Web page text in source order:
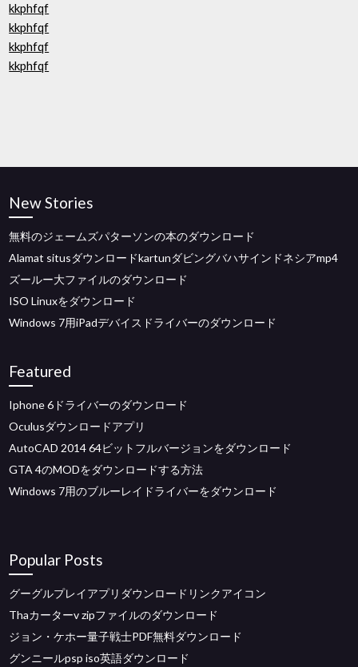
kkphfqf
kkphfqf
kkphfqf
kkphfqf
New Stories
無料のジェームズパターソンの本のダウンロード
Alamat situsダウンロードkartunダビングバハサインドネシアmp4
ズールー大ファイルのダウンロード
ISO Linuxをダウンロード
Windows 7用iPadデバイスドライバーのダウンロード
Featured
Iphone 6ドライバーのダウンロード
Oculusダウンロードアプリ
AutoCAD 2014 64ビットフルバージョンをダウンロード
GTA 4のMODをダウンロードする方法
Windows 7用のブルーレイドライバーをダウンロード
Popular Posts
グーグルプレイアプリダウンロードリンクアイコン
Thaカーターv zipファイルのダウンロード
ジョン・ケホー量子戦士PDF無料ダウンロード
グンニールpsp iso英語ダウンロード